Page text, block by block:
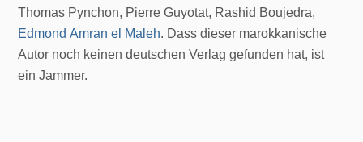
Thomas Pynchon, Pierre Guyotat, Rashid Boujedra,
Edmond Amran el Maleh. Dass dieser marokkanische
Autor noch keinen deutschen Verlag gefunden hat, ist
ein Jammer.